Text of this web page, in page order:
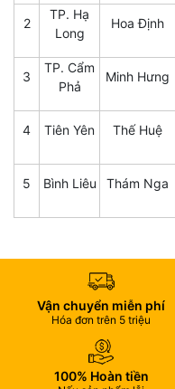
2
TP. Hạ
Long
Hoa Định
3
TP. Cẩm
Phả
Minh Hưng
4 Tiên Yên Thế Huệ
5 Bình Liêu Thám Nga
Vận chuyển miễn phí
Hóa đơn trên 5 triệu
100% Hoàn tiền